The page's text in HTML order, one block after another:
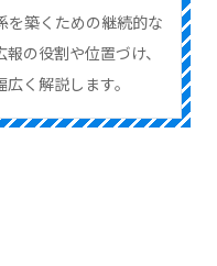
を築くための継続的な
の役割や位置づけ、
く解説します。